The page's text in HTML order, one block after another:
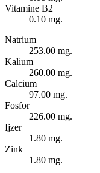
Vitamine B2
0.10 mg.
Natrium
253.00 mg.
Kalium
260.00 mg.
Calcium
97.00 mg.
Fosfor
226.00 mg.
Ijzer
1.80 mg.
Zink
1.80 mg.